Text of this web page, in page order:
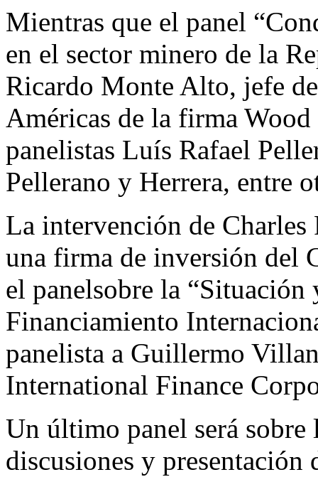
Mientras que el panel
en el sector minero de la
Ricardo Monte Alto, jefe
Américas de la firma
panelistas Luís Rafael
Pellerano y Herrera, entre
La intervención de
una firma de inversión del
el panelsobre la “Situación
Financiamiento
panelista a Guillermo
International Finance
Un último panel será sobre
discusiones y presentación